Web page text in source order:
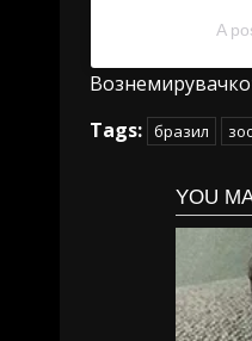
A
Tags: бразил